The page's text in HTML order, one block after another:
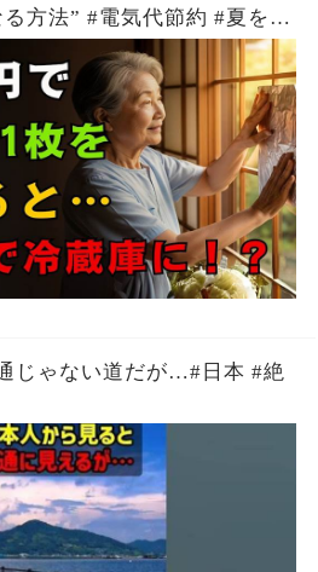
節約 #夏を快
じゃない道だが…#日本 #絶